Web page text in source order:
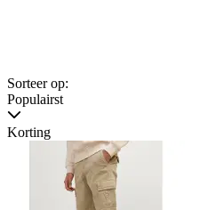
Sorteer op:
Populairst
Korting